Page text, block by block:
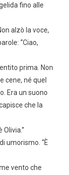
fino alle
alzò la voce,
“Ciao,
prima. Non
cene, né quel
Era un suono
che la
umorismo. “È
vento che